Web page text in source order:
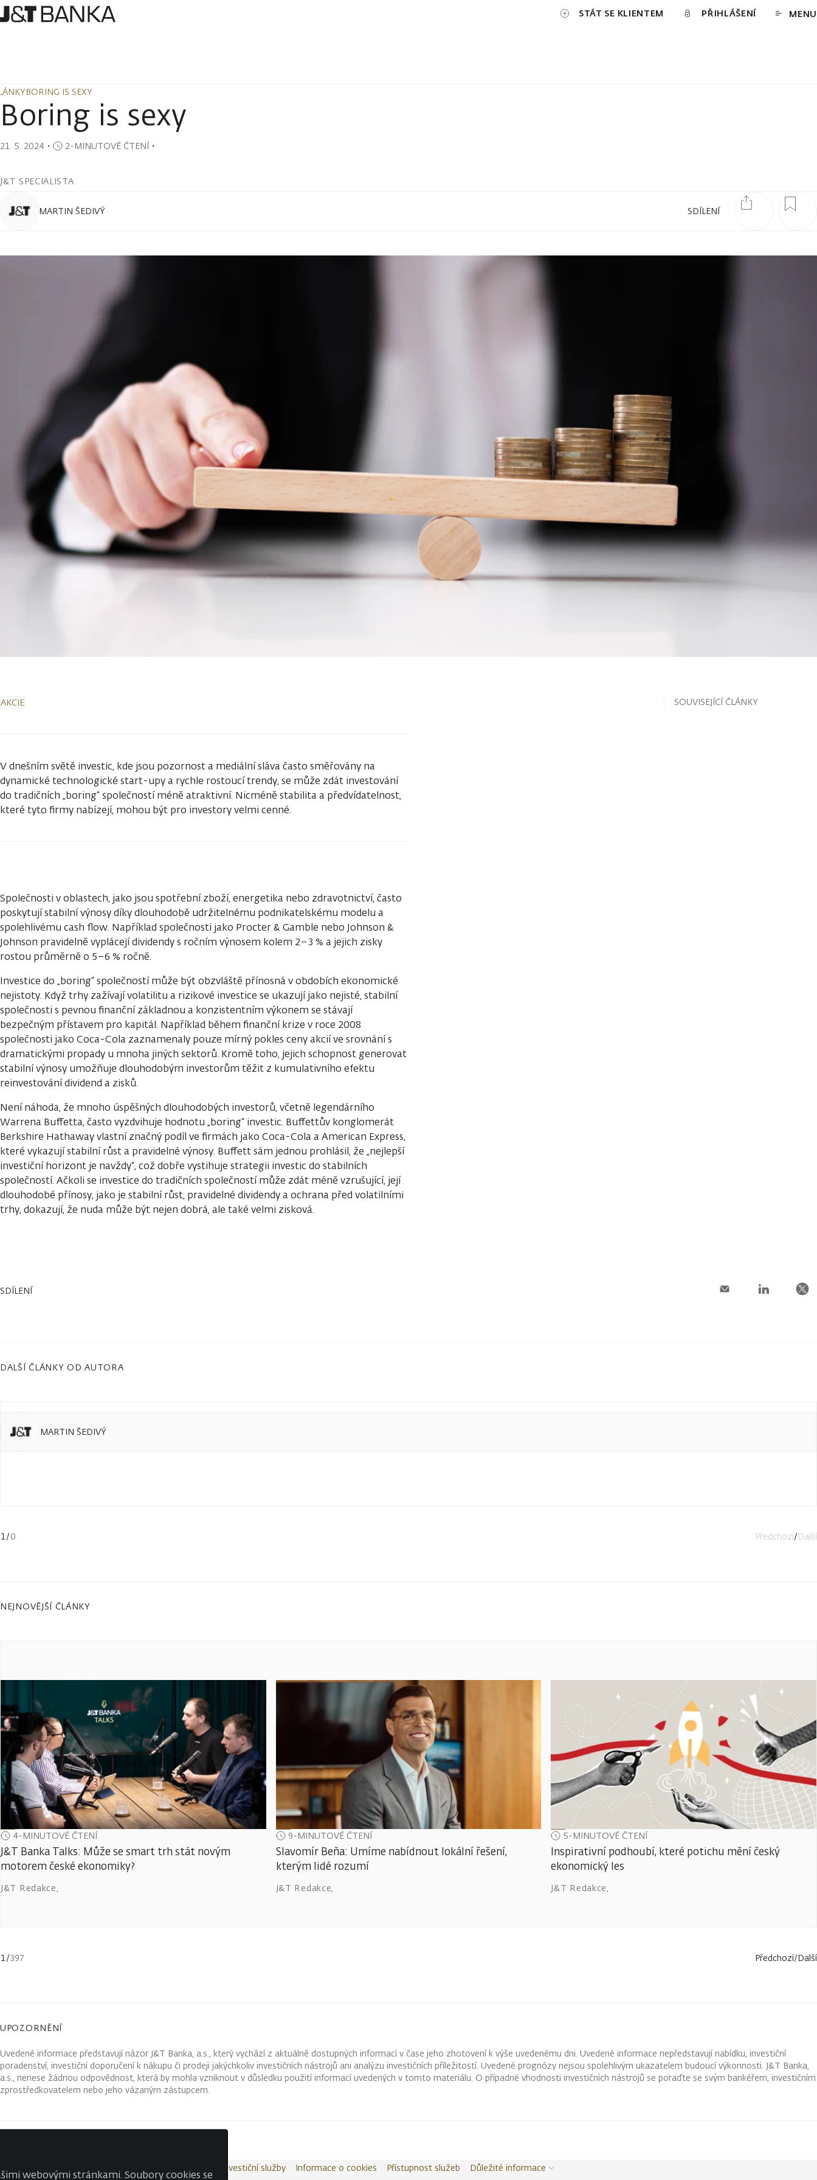
STÁT SE KLIENTEM PŘIHLÁŠENÍ MENU
BORING IS SEXY
BORING IS SEXY
Boring is sexy
21. 5. 2024 ・ 2-MINUTOVÉ ČTENÍ・
J&T SPECIALISTA
SDÍLENÍ
MARTIN ŠEDIVÝ
AKCIE
V dnešním světě investic, kde jsou pozornost a mediální sláva často směřovány na
dynamické technologické start-upy a rychle rostoucí trendy, se může zdát investování
do tradičních „boring“ společností méně atraktivní. Nicméně stabilita a předvídatelnost,
které tyto firmy nabízejí, mohou být pro investory velmi cenné.
Společnosti v oblastech, jako jsou spotřební zboží, energetika nebo zdravotnictví, často
poskytují stabilní výnosy díky dlouhodobě udržitelnému podnikatelskému modelu a
spolehlivému cash flow. Například společnosti jako Procter & Gamble nebo Johnson &
Johnson pravidelně vyplácejí dividendy s ročním výnosem kolem 2–3 % a jejich zisky
rostou průměrně o 5–6 % ročně.
Investice do „boring“ společností může být obzvláště přínosná v obdobích ekonomické
nejistoty. Když trhy zažívají volatilitu a rizikové investice se ukazují jako nejisté, stabilní
společnosti s pevnou finanční základnou a konzistentním výkonem se stávají
bezpečným přístavem pro kapitál. Například během finanční krize v roce 2008
společnosti jako Coca-Cola zaznamenaly pouze mírný pokles ceny akcií ve srovnání s
dramatickými propady u mnoha jiných sektorů. Kromě toho, jejich schopnost generovat
stabilní výnosy umožňuje dlouhodobým investorům těžit z kumulativního efektu
reinvestování dividend a zisků.
Není náhoda, že mnoho úspěšných dlouhodobých investorů, včetně legendárního
Warrena Buffetta, často vyzdvihuje hodnotu „boring“ investic. Buffettův konglomerát
Berkshire Hathaway vlastní značný podíl ve firmách jako Coca-Cola a American Express,
které vykazují stabilní růst a pravidelné výnosy. Buffett sám jednou prohlásil, že „nejlepší
investiční horizont je navždy“, což dobře vystihuje strategii investic do stabilních
společností. Ačkoli se investice do tradičních společností může zdát méně vzrušující, její
dlouhodobé přínosy, jako je stabilní růst, pravidelné dividendy a ochrana před volatilními
trhy, dokazují, že nuda může být nejen dobrá, ale také velmi zisková.
SOUVISEJÍCÍ ČLÁNKY
SDÍLENÍ
DALŠÍ ČLÁNKY OD AUTORA
MARTIN ŠEDIVÝ
1 /0 Předchozí/Další
NEJNOVĚJŠÍ ČLÁNKY
4-MINUTOVÉ ČTENÍ
J&T Banka Talks: Může se smart trh stát novým
motorem české ekonomiky?
J&T Redakce,
9-MINUTOVÉ ČTENÍ
Slavomír Beňa: Umíme nabídnout lokální řešení,
kterým lidé rozumí
J&T Redakce,
5-MINUTOVÉ ČTENÍ
Inspirativní podhoubí, které potichu mění český
ekonomický les
J&T Redakce,
1/397 Předchozí/Další
UPOZORNĚNÍ
Uvedené informace představují názor J&T Banka, a.s., který vychází z aktuálně dostupných informací v čase jeho zhotovení k výše uvedenému dni. Uvedené informace nepředstavují nabídku, investiční
poradenství, investiční doporučení k nákupu či prodeji jakýchkoliv investičních nástrojů ani analýzu investičních příležitostí. Uvedené prognózy nejsou spolehlivým ukazatelem budoucí výkonnosti. J&T Banka,
a.s., nenese žádnou odpovědnost, která by mohla vzniknout v důsledku použití informací uvedených v tomto materiálu. O případné vhodnosti investičních nástrojů se poraďte se svým bankéřem, investičním
zprostředkovatelem nebo jeho vázaným zástupcem.
Kontakty Wealth Report Investiční služby Informace o cookies Přístupnost služeb Důležité informace
webovými stránkami. Soubory cookies se